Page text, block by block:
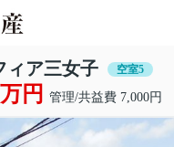
ィア三女子 空室5
円 管理/共益費 7,000円